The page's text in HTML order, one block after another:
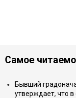
Самое
Бывший
утверждает, что